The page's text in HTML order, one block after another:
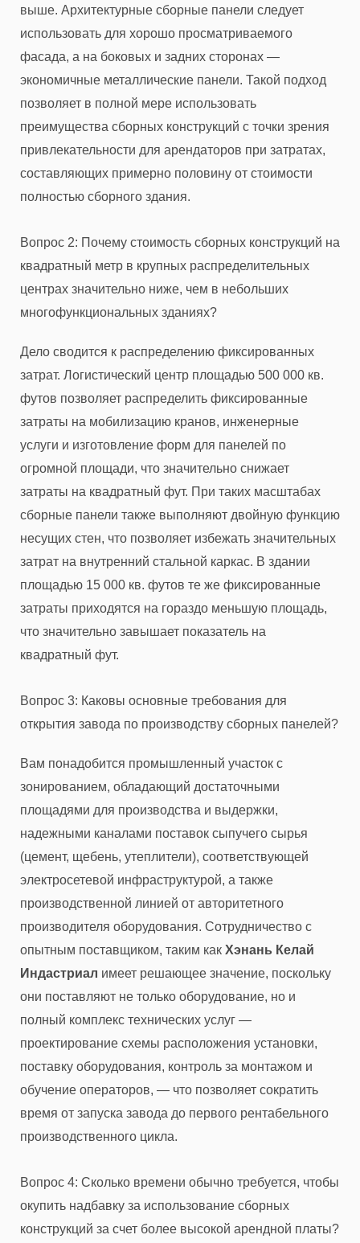
выше. Архитектурные сборные панели следует
использовать для хорошо просматриваемого
фасада, а на боковых и задних сторонах —
экономичные металлические панели. Такой подход
позволяет в полной мере использовать
преимущества сборных конструкций с точки зрения
привлекательности для арендаторов при затратах,
составляющих примерно половину от стоимости
полностью сборного здания.
Вопрос 2: Почему стоимость сборных конструкций на
квадратный метр в крупных распределительных
центрах значительно ниже, чем в небольших
многофункциональных зданиях?
Дело сводится к распределению фиксированных
затрат. Логистический центр площадью 500 000 кв.
футов позволяет распределить фиксированные
затраты на мобилизацию кранов, инженерные
услуги и изготовление форм для панелей по
огромной площади, что значительно снижает
затраты на квадратный фут. При таких масштабах
сборные панели также выполняют двойную функцию
несущих стен, что позволяет избежать значительных
затрат на внутренний стальной каркас. В здании
площадью 15 000 кв. футов те же фиксированные
затраты приходятся на гораздо меньшую площадь,
что значительно завышает показатель на
квадратный фут.
Вопрос 3: Каковы основные требования для
открытия завода по производству сборных панелей?
Вам понадобится промышленный участок с
зонированием, обладающий достаточными
площадями для производства и выдержки,
надежными каналами поставок сыпучего сырья
(цемент, щебень, утеплители), соответствующей
электросетевой инфраструктурой, а также
производственной линией от авторитетного
производителя оборудования. Сотрудничество с
опытным поставщиком, таким как Хэнань Келай
Индастриал имеет решающее значение, поскольку
они поставляют не только оборудование, но и
полный комплекс технических услуг —
проектирование схемы расположения установки,
поставку оборудования, контроль за монтажом и
обучение операторов, — что позволяет сократить
время от запуска завода до первого рентабельного
производственного цикла.
Вопрос 4: Сколько времени обычно требуется, чтобы
окупить надбавку за использование сборных
конструкций за счет более высокой арендной платы?